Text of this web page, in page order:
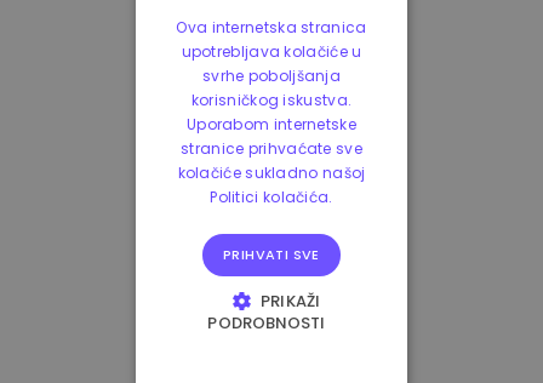
Ova internetska stranica
upotrebljava kolačiće u
svrhe poboljšanja
korisničkog iskustva.
Uporabom internetske
stranice prihvaćate sve
kolačiće sukladno našoj
Politici kolačića.
PRIHVATI SVE
PRIKAŽI
PODROBNOSTI